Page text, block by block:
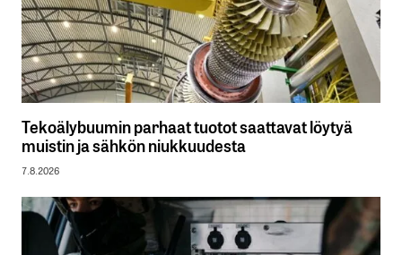
Tekoälybuumin parhaat tuotot saattavat löytyä
muistin ja sähkön niukkuudesta
7.8.2026